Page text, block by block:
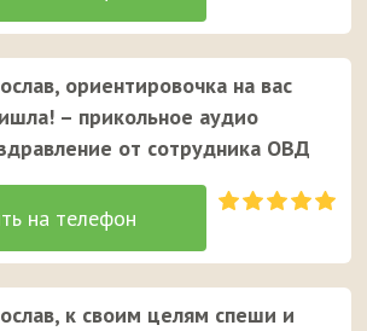
ориентировочка на вас
– прикольное аудио
от сотрудника ОВД
к своим целям спеши и